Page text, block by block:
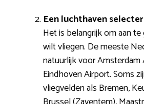
Een luchthaven
Het is belangrijk om aan te
wilt vliegen. De meeste
natuurlijk voor
Eindhoven Airport. Soms
vliegvelden als Bremen,